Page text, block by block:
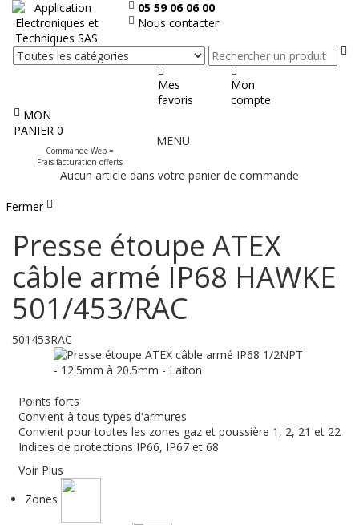
05 59 06 06 00
Nous contacter
Mes
favoris
Mon
compte
MON
PANIER 0
Commande Web =
Frais facturation offerts
le
MENU
Aucun article dans votre panier de commande
Fermer
Presse étoupe ATEX
câble armé IP68 HAWKE
501/453/RAC
501453RAC
Points forts
Convient à tous types d'armures
Convient pour toutes les zones gaz et poussière 1, 2, 21 et 22
Indices de protections IP66, IP67 et 68
Voir Plus
Zones